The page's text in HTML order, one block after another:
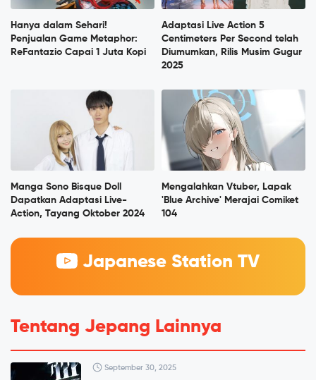
Hanya dalam Sehari!
Penjualan Game Metaphor:
ReFantazio Capai 1 Juta Kopi
Adaptasi Live Action 5
Centimeters Per Second telah
Diumumkan, Rilis Musim Gugur
2025
Manga Sono Bisque Doll
Dapatkan Adaptasi Live-
Action, Tayang Oktober 2024
Mengalahkan Vtuber, Lapak
'Blue Archive' Merajai Comiket
104
Japanese Station TV
Tentang Jepang Lainnya
September 30, 2025